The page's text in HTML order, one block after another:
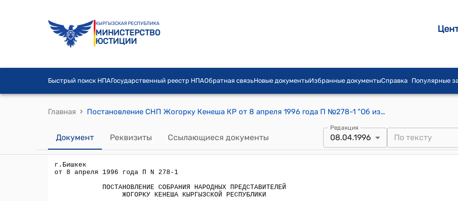
КЫРГЫЗСКАЯ РЕСПУБЛИКА
МИНИСТЕРСТВО
ЮСТИЦИИ
Быстрый поиск НПАГосударственный реестр НПАОбратная связьНовые документыИзбранные документыСправка Популярные
Главная › Постановление СНП Жогорку Кенеша КР от 8 апреля 1996 года П №278-1 "Об избрании судьи Конституционного суда Кыргызской Республики"
Документ Реквизиты Ссылающиеся документы
Редакция
08.04.1996